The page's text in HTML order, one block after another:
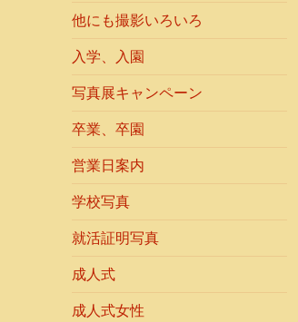
他にも撮影いろいろ
入学、入園
写真展キャンペーン
卒業、卒園
営業日案内
学校写真
就活証明写真
成人式
成人式女性